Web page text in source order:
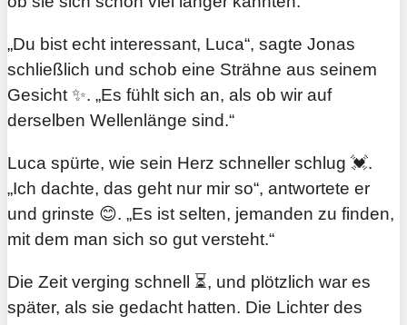
„Du bist echt interessant, Luca“, sagte Jonas
schließlich und schob eine Strähne aus seinem
Gesicht ✨. „Es fühlt sich an, als ob wir auf
derselben Wellenlänge sind.“
Luca spürte, wie sein Herz schneller schlug 💓.
„Ich dachte, das geht nur mir so“, antwortete er
und grinste 😊. „Es ist selten, jemanden zu finden,
mit dem man sich so gut versteht.“
Die Zeit verging schnell ⏳, und plötzlich war es
später, als sie gedacht hatten. Die Lichter des